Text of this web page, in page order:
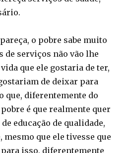
o pobre sabe muito
de serviços não vão lhe
que ele gostaria de ter,
de deixar para
que, diferentemente do
é que realmente quer
educação de qualidade,
mesmo que ele tivesse que
isso, diferentemente